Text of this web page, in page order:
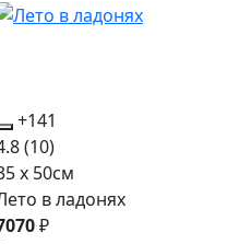
+141
(10)
x 50см
в ладонях
₽